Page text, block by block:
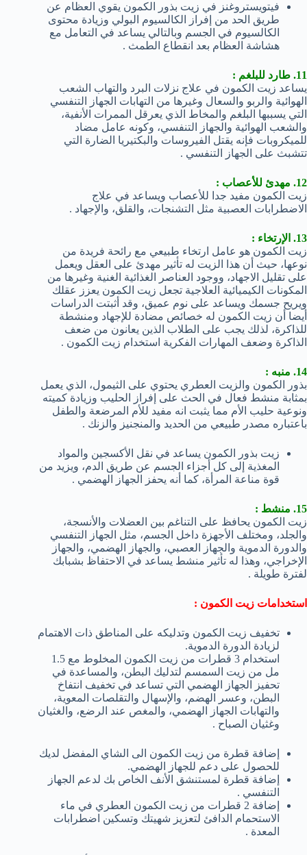
فيتويستروغنز في زيت بذور الكمون يقوي العظام عن
طريق الحد من إفراز الكالسيوم البولي وزيادة محتوى
الكالسيوم في الجسم وبالتالي يساعد في التعامل مع
هشاشة العظام بعد انقطاع الطمث .
11. طارد للبلغم :
يساعد زيت الكمون في علاج نزلات البرد والتهاب الشعب
الهوائية والربو والسعال وغيرها من التهابات الجهاز التنفسي
التي يسببها البلغم والمخاط الذي يعرقل الممرات الأنفية،
والشعب الهوائية والجهاز التنفسي، وكونه عامل مضاد
للميكروبات فإنه يقتل الفيروسات والبكتيريا الضارة التي
تتشبث على الجهاز التنفسي .
12. مهدئ للأعصاب :
زيت الكمون مفيد جدا للأعصاب ويساعد في علاج
الاضطرابات العصبية مثل التشنجات، والقلق، والإجهاد .
13. الإرتخاء :
زيت الكمون هو عامل ارتخاء طبيعي مع رائحة فريدة من
نوعها، حيث أن هذا الزيت له تأثير مهدئ على العقل ويعمل
على تقليل الاجهاد، ووجود العناصر الغذائية الغنية وغيرها من
المكونات الكيميائية العلاجية تجعل زيت الكمون يعزز عقلك
ويريح جسمك ويساعد على نوم عميق، وقد أثبتت الدراسات
أيضا أن زيت الكمون له خصائص مضادة للإجهاد ومنشطة
للذاكرة، لذلك يجب على الطلاب الذين يعانون من ضعف
الذاكرة وضعف المهارات الفكرية استخدام زيت الكمون .
14. منبه :
بذور الكمون والزيت العطري يحتوي على الثيمول، الذي يعمل
بمثابة منشط فعال في الحث على إفراز الحليب وزيادة كميته
ونوعية حليب الأم مما يثبت انه مفيد للأم المرضعة والطفل
باعتباره مصدر طبيعي من الحديد والمنجنيز والزنك .
زيت بذور الكمون يساعد في نقل الأكسجين والمواد
المغذية إلى كل أجزاء الجسم عن طريق الدم، ويزيد من
قوة مناعة المرأة، كما أنه يحفز الجهاز الهضمي .
15. منشط :
زيت الكمون يحافظ على التناغم بين العضلات والأنسجة،
والجلد، ومختلف الأجهزة داخل الجسم، مثل الجهاز التنفسي
والدورة الدموية والجهاز العصبي، والجهاز الهضمي، والجهاز
الإخراجي، وهذا له تأثير منشط يساعد في الاحتفاظ بشبابك
لفترة طويلة .
استخدامات زيت الكمون :
تخفيف زيت الكمون وتدليكه على المناطق ذات الاهتمام
لزيادة الدورة الدموية.
استخدام 3 قطرات من زيت الكمون المخلوط مع 1.5
مل من زيت السمسم لتدليك البطن، والمساعدة في
تحفيز الجهاز الهضمي التي تساعد في تخفيف انتفاخ
البطن، وعسر الهضم، والإسهال والتقلصات المعوية،
والتهابات الجهاز الهضمي، والمغص عند الرضع، والغثيان
وغثيان الصباح .
إضافة قطرة من زيت الكمون الى الشاي المفضل لديك
للحصول على دعم للجهاز الهضمي.
إضافة قطرة لمستنشق الأنف الخاص بك لدعم الجهاز
التنفسي .
إضافة 2 قطرات من زيت الكمون العطري في ماء
الاستحمام الدافئ لتعزيز شهيتك وتسكين اضطرابات
المعدة .